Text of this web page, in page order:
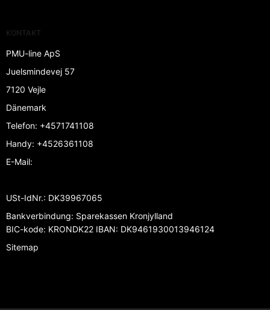
KONTAKT
PMU-line ApS
Juelsmindevej 57
7120 Vejle
Dänemark
Telefon: +4571741108
Handy: +4526361108
E-Mail:
USt-IdNr.: DK39967065
Bankverbindung: Sparekassen Kronjylland
BIC-kode: KRONDK22 IBAN: DK9461930013946124
Sitemap